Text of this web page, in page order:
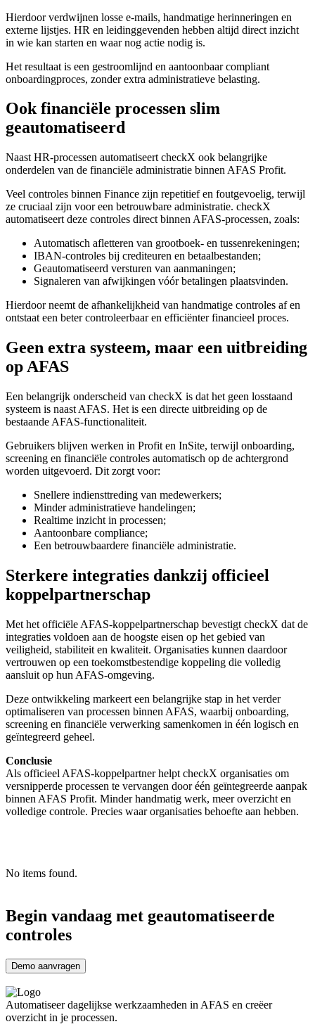
Hierdoor verdwijnen losse e-mails, handmatige herinneringen en
externe lijstjes. HR en leidinggevenden hebben altijd direct inzicht
in wie kan starten en waar nog actie nodig is.
Het resultaat is een gestroomlijnd en aantoonbaar compliant
onboardingproces, zonder extra administratieve belasting.
Ook financiële processen slim
geautomatiseerd
Naast HR-processen automatiseert checkX ook belangrijke
onderdelen van de financiële administratie binnen AFAS Profit.
Veel controles binnen Finance zijn repetitief en foutgevoelig, terwijl
ze cruciaal zijn voor een betrouwbare administratie. checkX
automatiseert deze controles direct binnen AFAS-processen, zoals:
Automatisch afletteren van grootboek- en tussenrekeningen;
IBAN-controles bij crediteuren en betaalbestanden;
Geautomatiseerd versturen van aanmaningen;
Signaleren van afwijkingen vóór betalingen plaatsvinden.
Hierdoor neemt de afhankelijkheid van handmatige controles af en
ontstaat een beter controleerbaar en efficiënter financieel proces.
Geen extra systeem, maar een uitbreiding
op AFAS
Een belangrijk onderscheid van checkX is dat het geen losstaand
systeem is naast AFAS. Het is een directe uitbreiding op de
bestaande AFAS-functionaliteit.
Gebruikers blijven werken in Profit en InSite, terwijl onboarding,
screening en financiële controles automatisch op de achtergrond
worden uitgevoerd. Dit zorgt voor:
Snellere indiensttreding van medewerkers;
Minder administratieve handelingen;
Realtime inzicht in processen;
Aantoonbare compliance;
Een betrouwbaardere financiële administratie.
Sterkere integraties dankzij officieel
koppelpartnerschap
Met het officiële AFAS-koppelpartnerschap bevestigt checkX dat de
integraties voldoen aan de hoogste eisen op het gebied van
veiligheid, stabiliteit en kwaliteit. Organisaties kunnen daardoor
vertrouwen op een toekomstbestendige koppeling die volledig
aansluit op hun AFAS-omgeving.
Deze ontwikkeling markeert een belangrijke stap in het verder
optimaliseren van processen binnen AFAS, waarbij onboarding,
screening en financiële verwerking samenkomen in één logisch en
geïntegreerd geheel.
Conclusie
Als officieel AFAS-koppelpartner helpt checkX organisaties om
versnipperde processen te vervangen door één geïntegreerde aanpak
binnen AFAS Profit. Minder handmatig werk, meer overzicht en
volledige controle. Precies waar organisaties behoefte aan hebben.
No items found.
Begin vandaag met geautomatiseerde
controles
Demo aanvragen
Automatiseer dagelijkse werkzaamheden in AFAS en creëer
overzicht in je processen.